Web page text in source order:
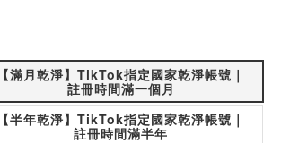
【滿月乾淨】TikTok指定國家乾淨帳號｜
註冊時間滿一個月
【半年乾淨】TikTok指定國家乾淨帳號｜
註冊時間滿半年